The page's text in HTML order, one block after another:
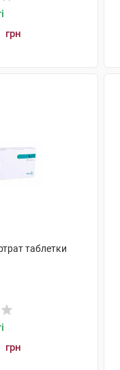
грн
таблетки
грн